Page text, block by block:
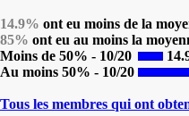
14.9% ont eu moins de la
85% ont eu au moins la
Moins de 50% - 10/20
Au moins 50% - 10/20
Tous les membres qui ont